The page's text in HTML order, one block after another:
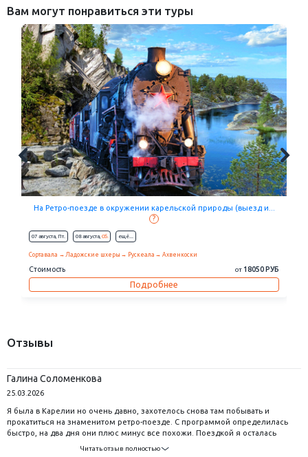
Вам могут понравиться эти туры
Летим в Карелию! Валаам, Рускеала, Кижи и Кивач (бальне...
?
13 августа, Чт. 20 августа, Чт.
Петрозаводск Ахвенкоски Рускеала Сортавала
Стоимость от 39800 РУБ
Подробнее
Отзывы
Галина Соломенкова
25.03.2026
Я была в Карелии но очень давно, захотелось снова там побывать и
прокатиться на знаменитом ретро-поезде. С программой определилась
быстро, на два дня они плюс минус все похожи. Поездкой я осталась
Читать отзыв полностью